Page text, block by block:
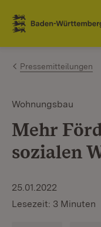
Zum Inhalt
Link zur Startseite
Pressemitteilungen
Wohnungsbau
Mehr
sozialen
25.01.2022
Lesezeit: 3 Minuten